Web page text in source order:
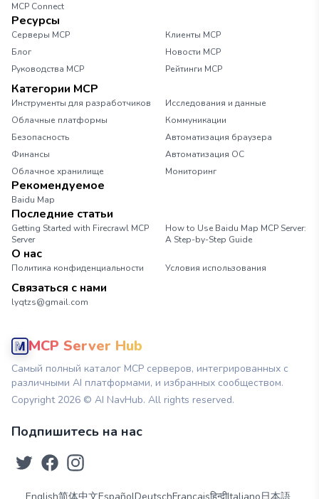
MCP Connect
Ресурсы
Серверы MCP
Клиенты MCP
Блог
Новости MCP
Руководства MCP
Рейтинги MCP
Категории MCP
Инструменты для разработчиков
Исследования и данные
Облачные платформы
Коммуникации
Безопасность
Автоматизация браузера
Финансы
Автоматизация ОС
Облачное хранилище
Мониторинг
Рекомендуемое
Baidu Map
Последние статьи
Getting Started with Firecrawl MCP
Server
How to Use Baidu Map MCP Server:
A Step-by-Step Guide
О нас
Политика конфиденциальности Условия использования
Связаться с нами
lyqtzs@gmail.com
MCP Server Hub
Самый полный каталог MCP серверов, интегрированных с
различными AI платформами, и избранных сообществом.
Copyright 2026 © AI NavHub. All rights reserved.
Подпишитесь на нас